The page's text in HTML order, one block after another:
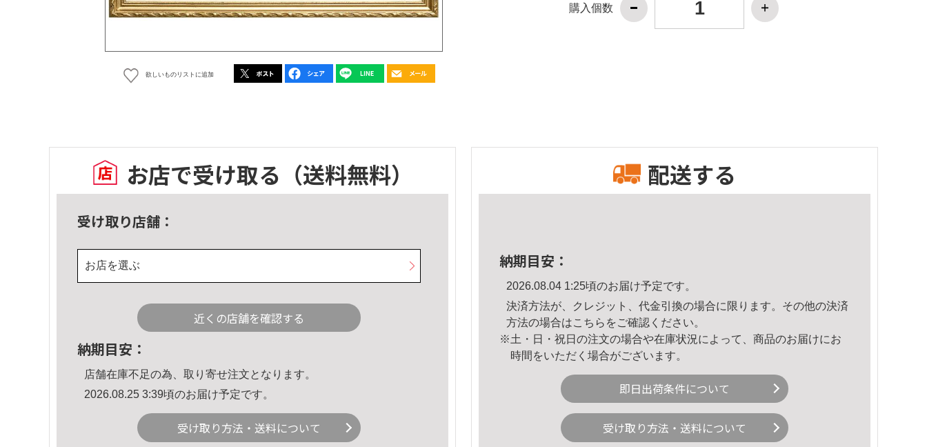
欲しいものリストに追加
購入個数
お店で受け取る （送料無料）
受け取り店舗：
お店を選ぶ
近くの店舗を確認する
納期目安：
店舗在庫不足の為、取り寄せ注文となります。
2026.08.25 3:39頃のお届け予定です。
受け取り方法・送料について
配送する
納期目安：
2026.08.04 1:25頃のお届け予定です。
決済方法が、クレジット、代金引換の場合に限ります。その他の決済
方法の場合はこちら をご確認ください。
※土・日・祝日の注文の場合や在庫状況によって、商品のお届けにお
時間をいただく場合がございます。
即日出荷条件について
受け取り方法・送料について